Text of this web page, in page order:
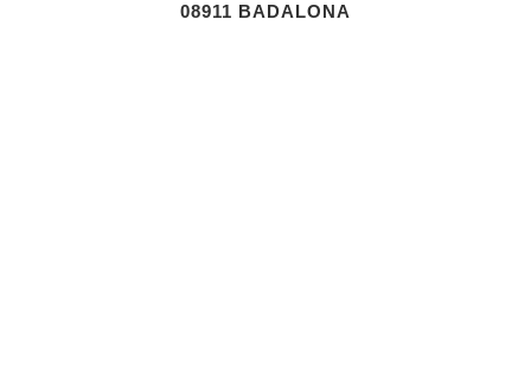
08911 BADALONA